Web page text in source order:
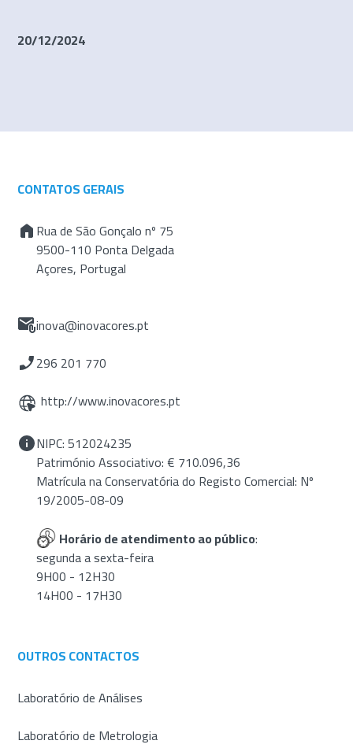
20/12/2024
CONTATOS GERAIS
Rua de São Gonçalo nº 75
9500-110 Ponta Delgada
Açores, Portugal
inova@inovacores.pt
296 201 770
http://www.inovacores.pt
NIPC: 512024235
Património Associativo: € 710.096,36
Matrícula na Conservatória do Registo Comercial: Nº
19/2005-08-09
Horário de atendimento ao público:
segunda a sexta-feira
9H00 - 12H30
14H00 - 17H30
OUTROS CONTACTOS
Laboratório de Análises
Laboratório de Metrologia